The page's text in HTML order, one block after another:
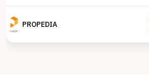
PROPEDIA